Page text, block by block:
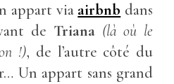
appart via airbnb dans
de Triana (là où le
!), de l’autre côté du
Un appart sans grand